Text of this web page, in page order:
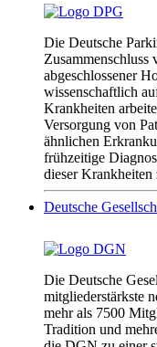
Die Deutsche
Zusammenschluss
abgeschlossener
wissenschaftlich
Krankheiten
Versorgung von
ähnlichen
frühzeitige
dieser Krankheiten
Deutsche
Die Deutsche
mitgliederstärkste
mehr als 7500
Tradition und